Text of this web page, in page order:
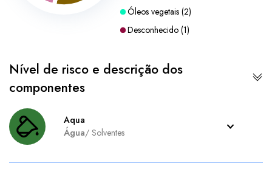
Óleos vegetais (2)
Desconhecido (1)
Nível de risco e descrição dos
componentes
Aqua
Água/ Solventes